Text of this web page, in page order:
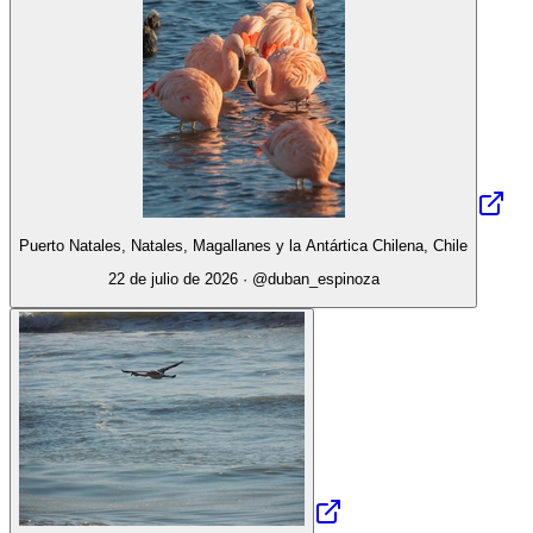
Puerto Natales, Natales, Magallanes y la Antártica Chilena, Chile
22 de julio de 2026· @duban_espinoza